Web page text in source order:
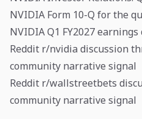
NVIDIA Form 10-Q for the
NVIDIA Q1 FY2027
Reddit r/nvidia discussion
community narrative signal
Reddit r/wallstreetbets
community narrative signal